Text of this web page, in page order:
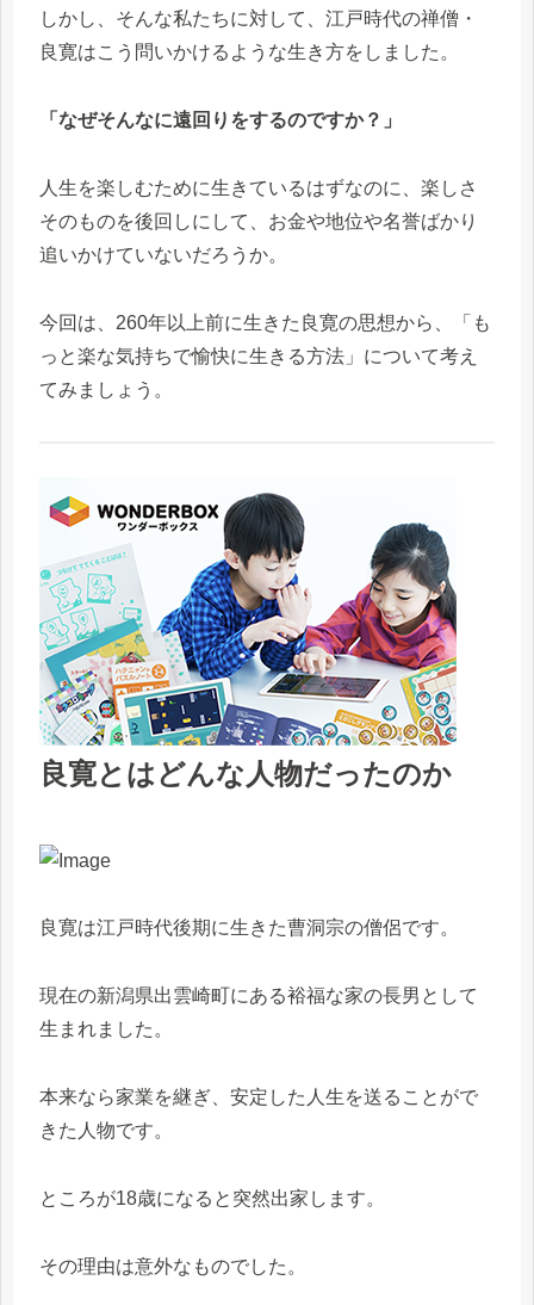
しかし、そんな私たちに対して、江戸時代の禅僧・
良寛はこう問いかけるような生き方をしました。
「なぜそんなに遠回りをするのですか？」
人生を楽しむために生きているはずなのに、楽しさ
そのものを後回しにして、お金や地位や名誉ばかり
追いかけていないだろうか。
今回は、260年以上前に生きた良寛の思想から、「も
っと楽な気持ちで愉快に生きる方法」について考え
てみましょう。
良寛とはどんな人物だったのか
良寛は江戸時代後期に生きた曹洞宗の僧侶です。
現在の新潟県出雲崎町にある裕福な家の長男として
生まれました。
本来なら家業を継ぎ、安定した人生を送ることがで
きた人物です。
ところが18歳になると突然出家します。
その理由は意外なものでした。